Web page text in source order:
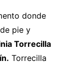
donde
pie y
Torrecilla
Torrecilla